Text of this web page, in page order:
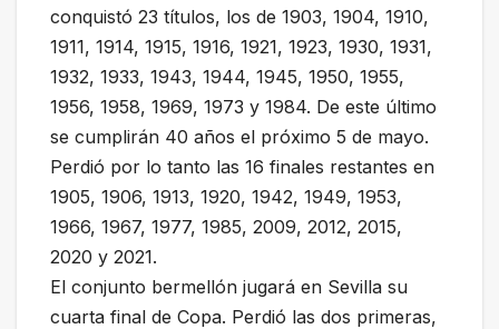
conquistó 23 títulos, los de 1903, 1904, 1910,
1911, 1914, 1915, 1916, 1921, 1923, 1930, 1931,
1932, 1933, 1943, 1944, 1945, 1950, 1955,
1956, 1958, 1969, 1973 y 1984. De este último
se cumplirán 40 años el próximo 5 de mayo.
Perdió por lo tanto las 16 finales restantes en
1905, 1906, 1913, 1920, 1942, 1949, 1953,
1966, 1967, 1977, 1985, 2009, 2012, 2015,
2020 y 2021.
El conjunto bermellón jugará en Sevilla su
cuarta final de Copa. Perdió las dos primeras,